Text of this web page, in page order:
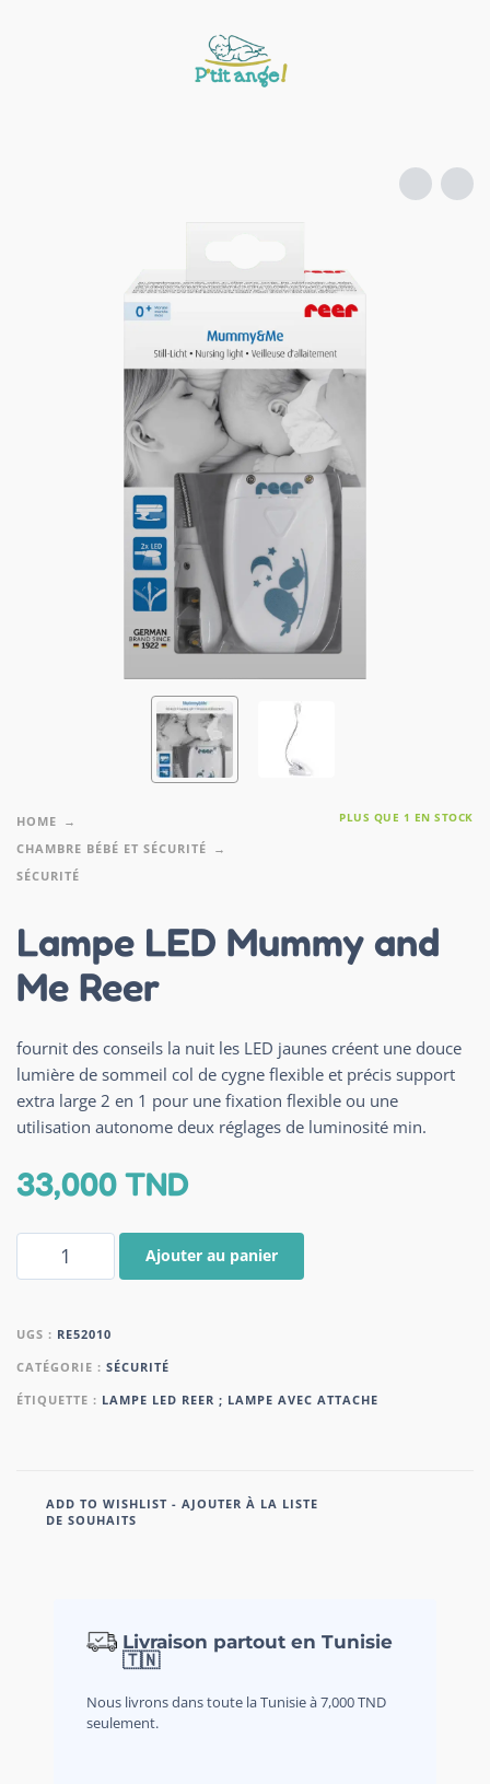
HOME
CHAMBRE BÉBÉ ET SÉCURITÉ
SÉCURITÉ
PLUS QUE 1 EN STOCK
Lampe LED Mummy and
Me Reer
fournit des conseils la nuit les LED jaunes créent une douce
lumière de sommeil col de cygne flexible et précis support
extra large 2 en 1 pour une fixation flexible ou une
utilisation autonome deux réglages de luminosité min.
33,000TND
Ajouter au panier
UGS : RE52010
CATÉGORIE : SÉCURITÉ
ÉTIQUETTE : LAMPE LED REER ; LAMPE AVEC ATTACHE
ADD TO WISHLIST - AJOUTER À LA LISTE
DE SOUHAITS
Livraison partout en Tunisie
🇹🇳
Nous livrons dans toute la Tunisie à 7,000 TND
seulement.